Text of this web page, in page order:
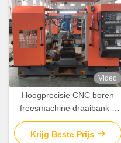
Video
Hoogprecisie CNC boren
freesmachine draaibank 3
zijde 7,7-15N.M servomotor
Krijg Beste Prijs